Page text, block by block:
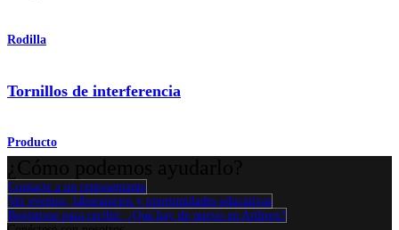
Rodilla
Tornillos de interferencia
Producto
Contacte a un representante
Ver eventos, laboratorios y oportunidades educativas
Regístrese para recibir: ¿Qué hay de nuevo en Arthrex?